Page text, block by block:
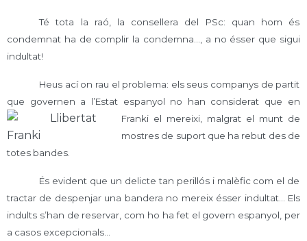
Té tota la raó, la consellera del PSc: quan hom és
condemnat ha de complir la condemna…, a no ésser que sigui
indultat!
Heus ací on rau el problema: els seus companys de partit
que governen a l’Estat espanyol no han considerat que en
Franki el mereixi, malgrat el munt de
mostres de suport que ha rebut des de
totes bandes.
És evident que un delicte tan perillós i malèfic com el de
tractar de despenjar una bandera no mereix ésser indultat… Els
indults s’han de reservar, com ho ha fet el govern espanyol, per
a casos excepcionals…